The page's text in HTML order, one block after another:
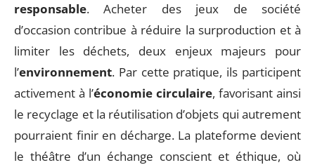
responsable. Acheter des jeux de société
d’occasion contribue à réduire la surproduction et à
limiter les déchets, deux enjeux majeurs pour
l’environnement. Par cette pratique, ils participent
activement à l’économie circulaire, favorisant ainsi
le recyclage et la réutilisation d’objets qui autrement
pourraient finir en décharge. La plateforme devient
le théâtre d’un échange conscient et éthique, où